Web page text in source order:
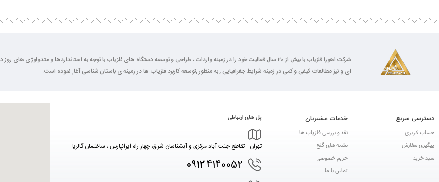
شرکت اهورا فلزیاب با بیش از 20 سال فعالیت خود را در زمینه واردات ، طراحی و توسعه دستگاه های فلزیاب با توجه به استانداردها و
ای و نیز مطالعات کیفی و کمی در زمینه شرایط جغرافیایی , به منظور ,توسعه کاربرد فلزیاب ها در زمینه ی باستان شناسی آغاز نموده است.
دسترسی سریع
حساب کاربری
پیگیری سفارش
سبد خرید
خدمات مشتریان
نقد و بررسی فلزیاب ها
نشانه های گنج
حریم خصوصی
تماس با ما
پل های ارتباطی
تهران - تقاطع جنت آباد مرکزی و آبشناسان شرق، چهار راه ایرانپارس ، ساختمان گالریا
09124140052